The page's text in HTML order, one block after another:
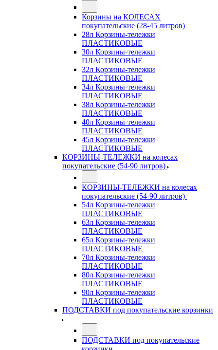
Корзины на КОЛЕСАХ
покупательские (28-45 литров)
28л Корзины-тележки
ПЛАСТИКОВЫЕ
30л Корзины-тележки
ПЛАСТИКОВЫЕ
32л Корзины-тележки
ПЛАСТИКОВЫЕ
34л Корзины-тележки
ПЛАСТИКОВЫЕ
38л Корзины-тележки
ПЛАСТИКОВЫЕ
40л Корзины-тележки
ПЛАСТИКОВЫЕ
45л Корзины-тележки
ПЛАСТИКОВЫЕ
КОРЗИНЫ-ТЕЛЕЖКИ на колесах
покупательские (54-90 литров)
КОРЗИНЫ-ТЕЛЕЖКИ на колесах
покупательские (54-90 литров)
54л Корзины-тележки
ПЛАСТИКОВЫЕ
63л Корзины-тележки
ПЛАСТИКОВЫЕ
65л Корзины-тележки
ПЛАСТИКОВЫЕ
70л Корзины-тележки
ПЛАСТИКОВЫЕ
80л Корзины-тележки
ПЛАСТИКОВЫЕ
90л Корзины-тележки
ПЛАСТИКОВЫЕ
ПОДСТАВКИ под покупательские корзинки
ПОДСТАВКИ под покупательские